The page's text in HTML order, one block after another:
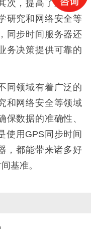
次，提高了系统的
研究和网络安全等
同步时间服务器还
务决策提供可靠的
同领域有着广泛的
和网络安全等领域
保数据的准确性、
使用GPS同步时间
，都能带来诸多好
基准。